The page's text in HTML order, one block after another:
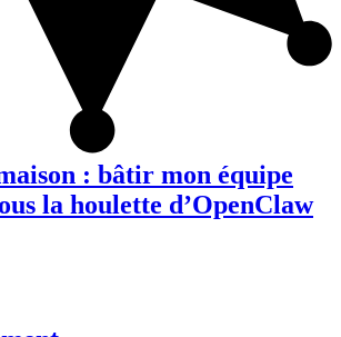
: bâtir mon équipe
la houlette d’OpenClaw